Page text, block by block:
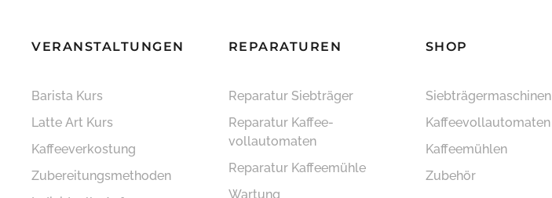
VERANSTALTUNGEN
Barista Kurs
Latte Art Kurs
Kaffeeverkostung
Zubereitungsmethoden
REPARATUREN
Reparatur Siebträger
Reparatur Kaffee­
vollautomaten
Reparatur Kaffeemühle
Wartung
SHOP
Siebträger­maschinen
Kaffee­vollautomaten
Kaffeemühlen
Zubehör